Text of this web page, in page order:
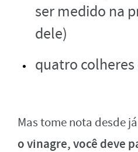
ser medido na
dele)
quatro colheres
Mas tome nota desde
o vinagre, você deve